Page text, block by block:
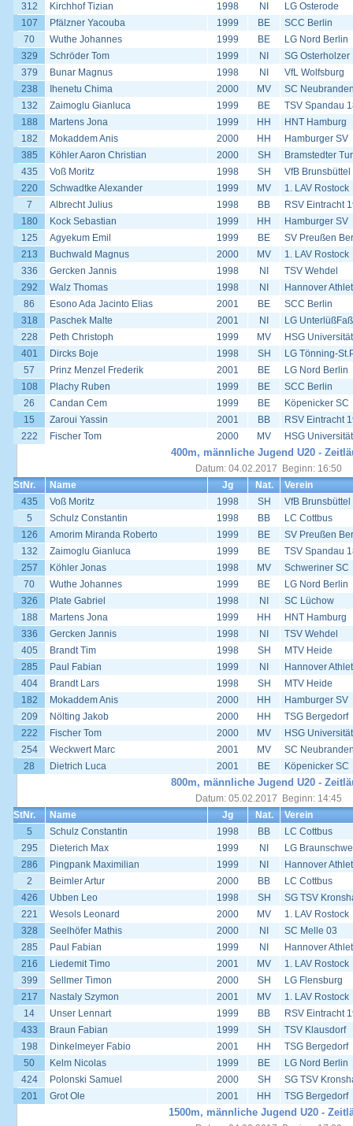
312
Kirchhof Tizian 1998 NI
LG Osterode
107
Pfälzner Yacouba 1999 BE
SCC Berlin
70
Wuthe Johannes 1999 BE
LG Nord Berlin
329
Schröder Tom 1999 NI
SG Osterholzer
379
Bunar Magnus 1998 NI
VfL Wolfsburg
238
Ihenetu Chima 2000 MV
SC
132
Zaimoglu Gianluca 1999 BE
TSV Spandau
188
Martens Jona 1999 HH
HNT Hamburg
182
Mokaddem Anis 2000 HH
Hamburger SV
385
Köhler Aaron Christian 2000 SH
Bramstedter
435
Voß Moritz 1998 SH
VfB Brunsbüttel
220
Schwadtke Alexander 1999 MV
1. LAV Rostock
7
Albrecht Julius 1998 BB
RSV Eintracht
180
Kock Sebastian 1999 HH
Hamburger SV
125
Agyekum Emil 1999 BE
SV Preußen
213
Buchwald Magnus 2000 MV
1. LAV Rostock
336
Gercken Jannis 1998 NI
TSV Wehdel
292
Walz Thomas 1998 NI
Hannover
86
Esono Ada Jacinto Elias 2001 BE
SCC Berlin
318
Paschek Malte 2001 NI
LG
228
Peth Christoph 1999 MV
HSG
401
Dircks Boje 1998 SH
LG Tönning-
57
Prinz Menzel Frederik 2001 BE
LG Nord Berlin
108
Plachy Ruben 1999 BE
SCC Berlin
26
Candan Cem 1999 BE
Köpenicker SC
15
Zaroui Yassin 2001 BB
RSV Eintracht
222
Fischer Tom 2000 MV HSG
400m, männliche Jugend U20 -
Datum: 04.02.2017 Beginn: 16:50
StNr.
Name Jg Nat.
Verein
435
Voß Moritz 1998 SH
VfB Brunsbüttel
5
Schulz Constantin 1998 BB
LC Cottbus
126
Amorim Miranda Roberto 1999 BE
SV Preußen
132
Zaimoglu Gianluca 1999 BE
TSV Spandau
257
Köhler Jonas 1998 MV
Schweriner SC
70
Wuthe Johannes 1999 BE
LG Nord Berlin
326
Plate Gabriel 1998 NI
SC Lüchow
188
Martens Jona 1999 HH
HNT Hamburg
336
Gercken Jannis 1998 NI
TSV Wehdel
405
Brandt Tim 1998 SH
MTV Heide
285
Paul Fabian 1999 NI
Hannover
404
Brandt Lars 1998 SH
MTV Heide
182
Mokaddem Anis 2000 HH
Hamburger SV
209
Nölting Jakob 2000 HH
TSG Bergedorf
222
Fischer Tom 2000 MV
HSG
254
Weckwert Marc 2001 MV
SC
28
Dietrich Luca 2001 BE Köpenicker SC
800m, männliche Jugend U20 -
Datum: 05.02.2017 Beginn: 14:45
StNr.
Name Jg Nat.
Verein
5
Schulz Constantin 1998 BB
LC Cottbus
295
Dieterich Max 1999 NI
LG
286
Pingpank Maximilian 1999 NI
Hannover
2
Beimler Artur 2000 BB
LC Cottbus
426
Ubben Leo 1998 SH
SG TSV
221
Wesols Leonard 2000 MV
1. LAV Rostock
328
Seelhöfer Mathis 2000 NI
SC Melle 03
285
Paul Fabian 1999 NI
Hannover
216
Liedemit Timo 2001 MV
1. LAV Rostock
399
Sellmer Timon 2000 SH
LG Flensburg
217
Nastaly Szymon 2001 MV
1. LAV Rostock
14
Unser Lennart 1999 BB
RSV Eintracht
433
Braun Fabian 1999 SH
TSV Klausdorf
198
Dinkelmeyer Fabio 2001 HH
TSG Bergedorf
50
Kelm Nicolas 1999 BE
LG Nord Berlin
424
Polonski Samuel 2000 SH
SG TSV
201
Grot Ole 2001 HH TSG Bergedorf
1500m, männliche Jugend U20 -